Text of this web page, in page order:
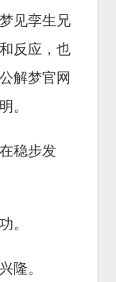
见孪生兄
反应，也
解梦官网
。
稳步发
。
隆。